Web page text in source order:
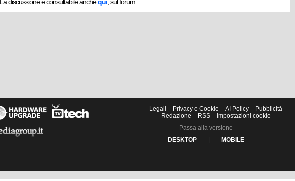
La discussione è consultabile anchequi , sul forum.
Legali Privacy e Cookie AI Policy
Pubblicità
Redazione
RSS
Impostazioni cookie
Passa alla versione
DESKTOP
MOBILE